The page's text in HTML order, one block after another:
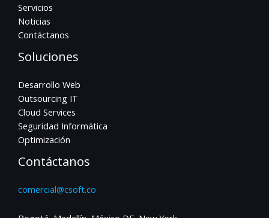
Servicios
Noticias
Contáctanos
Soluciones
Desarrollo Web
Outsourcing IT
Cloud Services
Seguridad Informática
Optimización
Contáctanos
comercial@csoft.co